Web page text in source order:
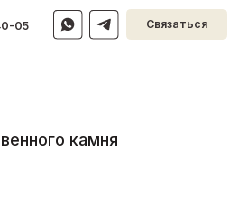
Связаться
камня